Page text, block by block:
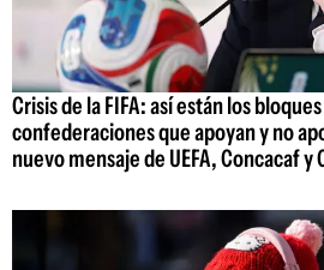
Crisis de la FIFA: así están los
confederaciones que apoyan y no
nuevo mensaje de UEFA, Concacaf y